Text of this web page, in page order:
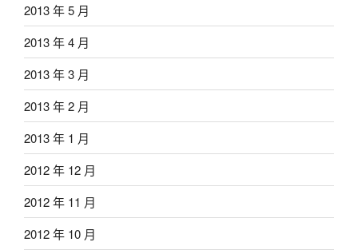
2013 年 5 月
2013 年 4 月
2013 年 3 月
2013 年 2 月
2013 年 1 月
2012 年 12 月
2012 年 11 月
2012 年 10 月